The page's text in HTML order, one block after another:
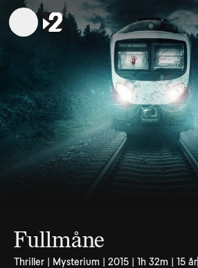
Fullmåne
Thriller | Mysterium | 2015 | 1h 32m | 15 år